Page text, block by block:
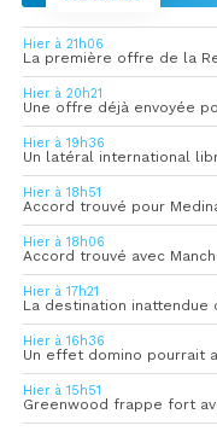
Hier à 21h06
Hier à 20h21
Une offre déjà envoyée
Hier à 19h36
Un latéral international
Hier à 18h51
Accord trouvé pour
Hier à 18h06
Accord trouvé avec
Hier à 17h21
La destination inattendue
Hier à 16h36
Un effet domino pourrait
Hier à 15h51